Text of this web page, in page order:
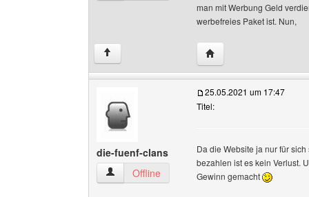
man mit Werbung Geld
werbefreies Paket ist. Nun,
↑ Website dieses
die-fuenf-clans
die-fuenf-clans Benutzer-Profile anzeigen
Offline
25.05.2021 um 17:47
Titel:
Da die Website ja nur für
bezahlen ist es kein Verlust.
Gewinn gemacht